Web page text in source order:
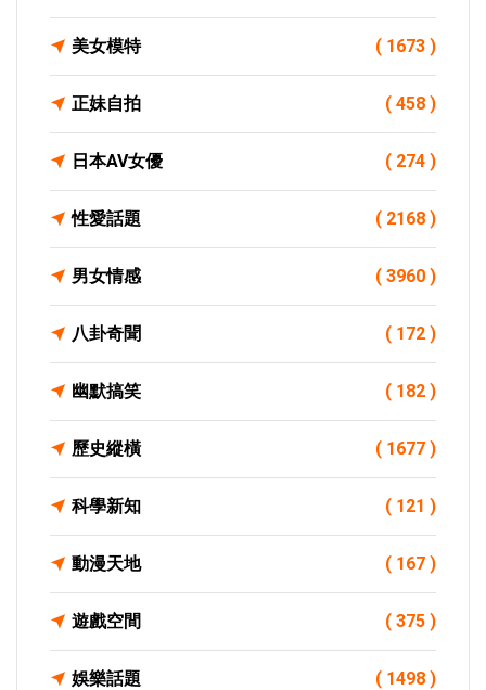
美女模特 ( 1673 )
正妹自拍 ( 458 )
日本AV女優 ( 274 )
性愛話題 ( 2168 )
男女情感 ( 3960 )
八卦奇聞 ( 172 )
幽默搞笑 ( 182 )
歷史縱橫 ( 1677 )
科學新知 ( 121 )
動漫天地 ( 167 )
遊戲空間 ( 375 )
娛樂話題 ( 1498 )